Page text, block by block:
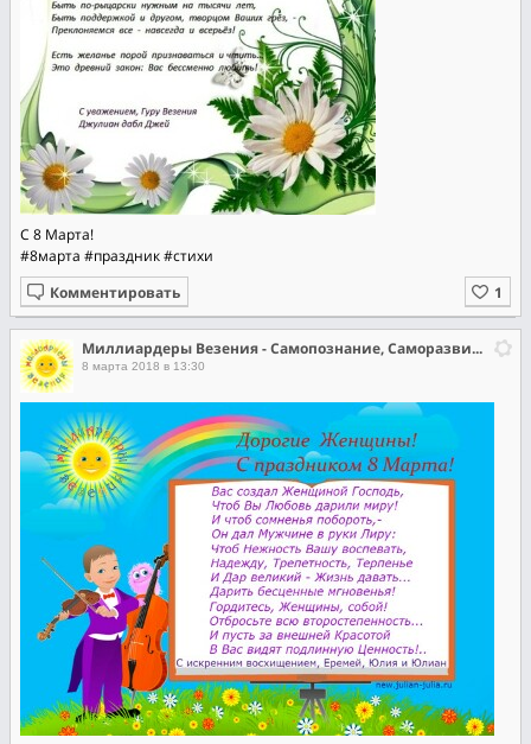
С 8 Марта!
#8марта #праздник#стихи
Комментировать
Миллиардеры Везения - Самопознание, Саморазвитие, Самореализация
8 марта 2018 в 13:30